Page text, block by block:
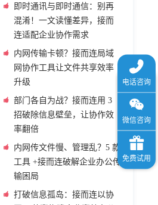
即时通讯与即时通信：别再
混淆！一文读懂差异，接而
连适配企业协作需求
内网传输卡顿？接而连局域
网协作工具让文件共享效率
升级
部门各自为战？接而连用 3
招破除信息壁垒，让协作效
率翻倍
内网传文件慢、管理乱？5 款
工具 +接而连破解企业办公传
输困局
打破信息孤岛：接而连以协